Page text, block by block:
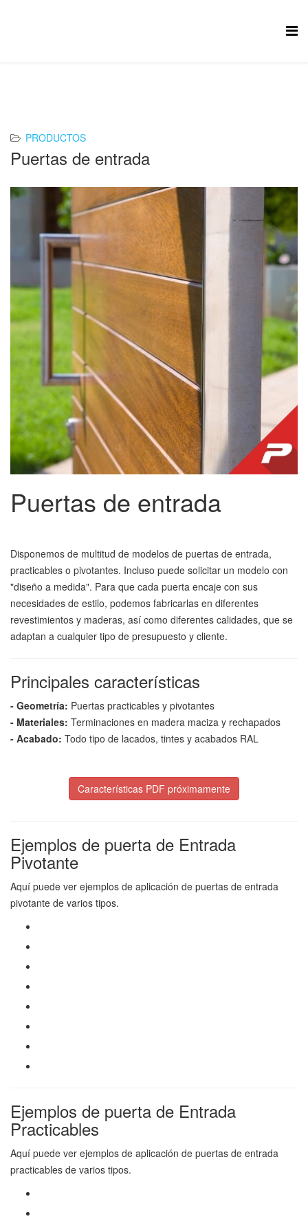
PRODUCTOS
Puertas de entrada
Puertas de entrada
Disponemos de multitud de modelos de puertas de entrada,
practicables o pivotantes. Incluso puede solicitar un modelo con
"diseño a medida". Para que cada puerta encaje con sus
necesidades de estilo, podemos fabricarlas en diferentes
revestimientos y maderas, así como diferentes calidades, que se
adaptan a cualquier tipo de presupuesto y cliente.
Principales características
- Geometría: Puertas practicables y pivotantes
- Materiales: Terminaciones en madera maciza y rechapados
- Acabado: Todo tipo de lacados, tintes y acabados RAL
Características PDF próximamente
Ejemplos de puerta de Entrada
Pivotante
Aquí puede ver ejemplos de aplicación de puertas de entrada
pivotante de varios tipos.
Ejemplos de puerta de Entrada
Practicables
Aquí puede ver ejemplos de aplicación de puertas de entrada
practicables de varios tipos.